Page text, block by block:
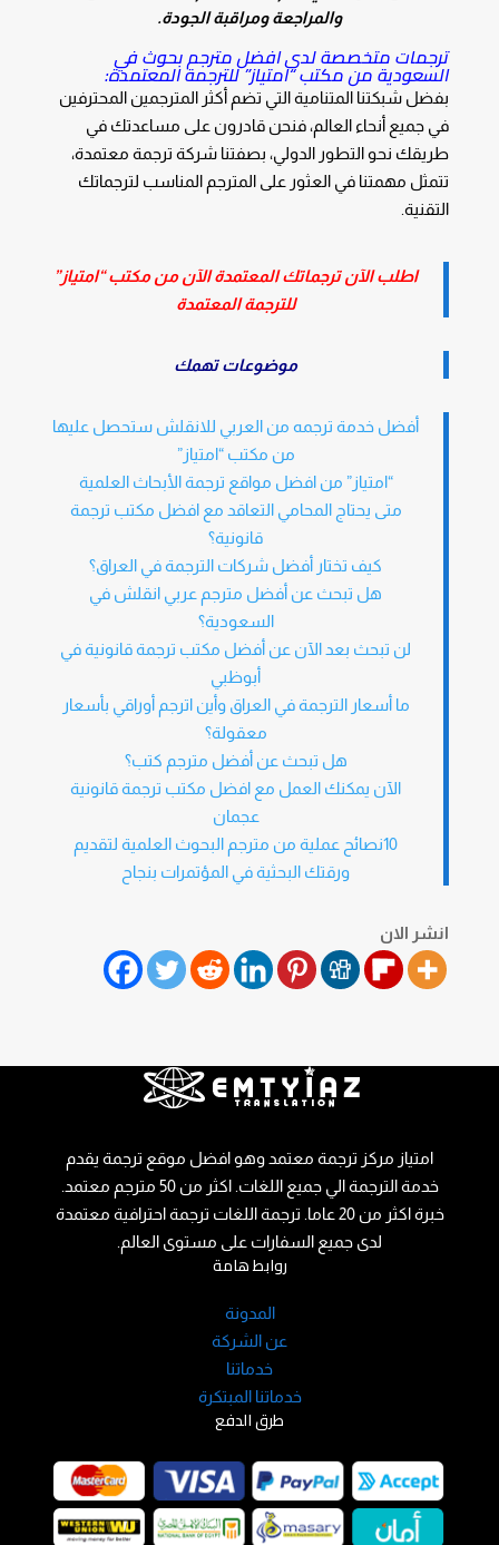
والمراجعة ومراقبة الجودة.
ترجمات متخصصة لدى افضل مترجم بحوث في
السعودية من مكتب “امتياز” للترجمة المعتمدة:
بفضل شبكتنا المتنامية التي تضم أكثر المترجمين المحترفين
في جميع أنحاء العالم، فنحن قادرون على مساعدتك في
طريقك نحو التطور الدولي، بصفتنا شركة ترجمة معتمدة،
تتمثل مهمتنا في العثور على المترجم المناسب لترجماتك
التقنية.
اطلب الآن ترجماتك المعتمدة الآن من مكتب “امتياز”
للترجمة المعتمدة
موضوعات تهمك
أفضل خدمة ترجمه من العربي للانقلش ستحصل عليها
من مكتب “امتياز”
“امتياز” من افضل مواقع ترجمة الأبحاث العلمية
متى يحتاج المحامي التعاقد مع افضل مكتب ترجمة
قانونية؟
كيف تختار أفضل شركات الترجمة في العراق؟
هل تبحث عن أفضل مترجم عربي انقلش في
السعودية؟
لن تبحث بعد الآن عن أفضل مكتب ترجمة قانونية في
أبوظبي
ما أسعار الترجمة في العراق وأين اترجم أوراقي بأسعار
معقولة؟
هل تبحث عن أفضل مترجم كتب؟
الآن يمكنك العمل مع افضل مكتب ترجمة قانونية
عجمان
10نصائح عملية من مترجم البحوث العلمية لتقديم
ورقتك البحثية في المؤتمرات بنجاح
انشر الان
طرق الدفع
روابط هامة
المدونة
عن الشركة
خدماتنا
خدماتنا المبتكرة
امتياز مركز ترجمة معتمد وهو افضل موقع ترجمة يقدم
خدمة الترجمة الي جميع اللغات. اكثر من 50 مترجم معتمد.
خبرة اكثر من 20 عاما. ترجمة اللغات ترجمة احترافية معتمدة
لدى جميع السفارات على مستوى العالم.